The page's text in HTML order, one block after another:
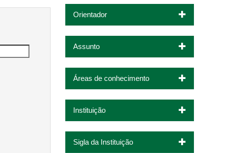
Orientador
Assunto
Áreas de conhecimento
Instituição
Sigla da Instituição